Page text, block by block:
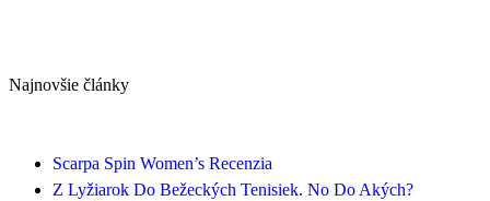
Najnovšie články
Scarpa Spin Women’s Recenzia
Z Lyžiarok Do Bežeckých Tenisiek. No Do Akých?